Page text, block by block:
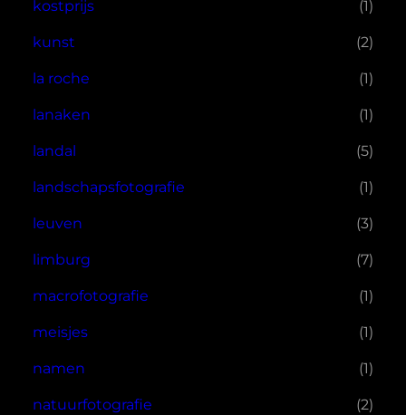
kostprijs (1)
kunst (2)
la roche (1)
lanaken (1)
landal (5)
landschapsfotografie (1)
leuven (3)
limburg (7)
macrofotografie (1)
meisjes (1)
namen (1)
natuurfotografie (2)